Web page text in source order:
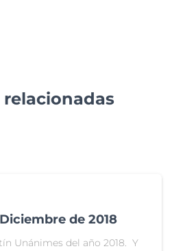
relacionadas
de 2018
Unánimes del año 2018. Y